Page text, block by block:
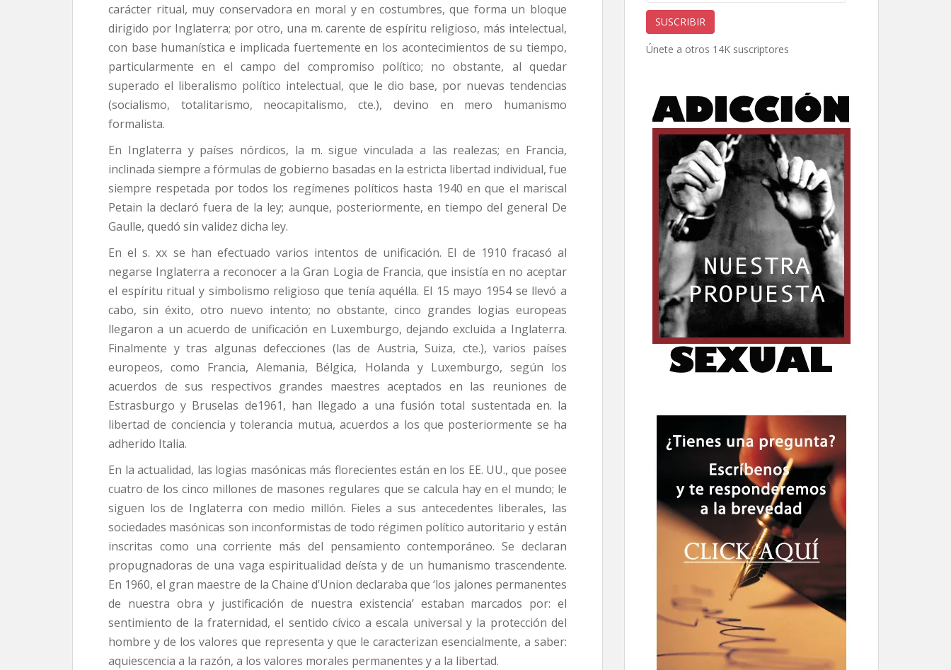
carácter ritual, muy conservadora en moral y en costumbres, que forma un bloque
dirigido por Inglaterra; por otro, una m. carente de espíritu religioso, más intelectual,
con base humanística e implicada fuertemente en los acontecimientos de su tiempo,
particularmente en el campo del compromiso político; no obstante, al quedar
superado el liberalismo político intelectual, que le dio base, por nuevas tendencias
(socialismo, totalitarismo, neocapitalismo, cte.), devino en mero humanismo
formalista.
En Inglaterra y países nórdicos, la m. sigue vinculada a las realezas; en Francia,
inclinada siempre a fórmulas de gobierno basadas en la estricta libertad individual, fue
siempre respetada por todos los regímenes políticos hasta 1940 en que el mariscal
Petain la declaró fuera de la ley; aunque, posteriormente, en tiempo del general De
Gaulle, quedó sin validez dicha ley.
En el s. xx se han efectuado varios intentos de unificación. El de 1910 fracasó al
negarse Inglaterra a reconocer a la Gran Logia de Francia, que insistía en no aceptar
el espíritu ritual y simbolismo religioso que tenía aquélla. El 15 mayo 1954 se llevó a
cabo, sin éxito, otro nuevo intento; no obstante, cinco grandes logias europeas
llegaron a un acuerdo de unificación en Luxemburgo, dejando excluida a Inglaterra.
Finalmente y tras algunas defecciones (las de Austria, Suiza, cte.), varios países
europeos, como Francia, Alemania, Bélgica, Holanda y Luxemburgo, según los
acuerdos de sus respectivos grandes maestres aceptados en las reuniones de
Estrasburgo y Bruselas de1961, han llegado a una fusión total sustentada en. la
libertad de conciencia y tolerancia mutua, acuerdos a los que posteriormente se ha
adherido Italia.
En la actualidad, las logias masónicas más florecientes están en los EE. UU., que posee
cuatro de los cinco millones de masones regulares que se calcula hay en el mundo; le
siguen los de Inglaterra con medio millón. Fieles a sus antecedentes liberales, las
sociedades masónicas son inconformistas de todo régimen político autoritario y están
inscritas como una corriente más del pensamiento contemporáneo. Se declaran
propugnadoras de una vaga espiritualidad deísta y de un humanismo trascendente.
En 1960, el gran maestre de la Chaine d’Union declaraba que ‘los jalones permanentes
de nuestra obra y justificación de nuestra existencia’ estaban marcados por: el
sentimiento de la fraternidad, el sentido cívico a escala universal y la protección del
hombre y de los valores que representa y que le caracterizan esencialmente, a saber:
aquiescencia a la razón, a los valores morales permanentes y a la libertad.
correo
electrónico
SUSCRIBIR
Únete a otros 14K suscriptores